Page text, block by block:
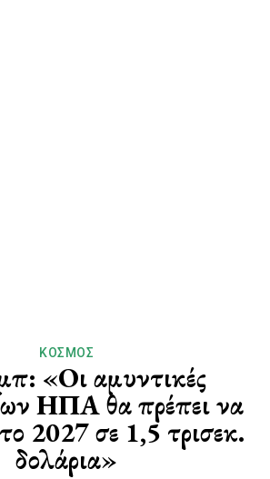
ΚΌΣΜΟΣ
«Οι αμυντικές
ΗΠΑ θα πρέπει να
2027 σε 1,5 τρισεκ.
δολάρια»